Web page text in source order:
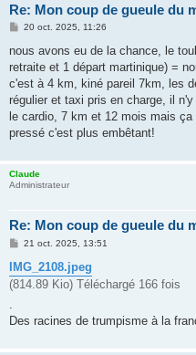
Re: Mon coup de gueule du
M
s
a
g
20 oct. 2025, 11:26
nous avons eu de la chance, le
retraite et 1 départ martinique) =
c'est à 4 km, kiné pareil 7km, les
régulier et taxi pris en charge, il
le cardio, 7 km et 12 mois mais
pressé c'est plus embêtant!
Claude
Administrateur
Re: Mon coup de gueule du
M
s
s
a
21 oct. 2025, 13:51
IMG_2108.jpeg
(814.89 Kio) Téléchargé 166 fois
Des racines de trumpisme à la